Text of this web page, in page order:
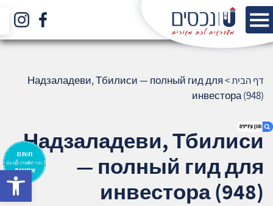
1. Надзаладеви, Тбилиси — полный гид
для инвестора (948)
דף הבית>
Надзаладеви, Тбилиси — полный гид для
инвестора (948)
Надзаладеви, Тбилиси
— полный гид для
инвестора (948)